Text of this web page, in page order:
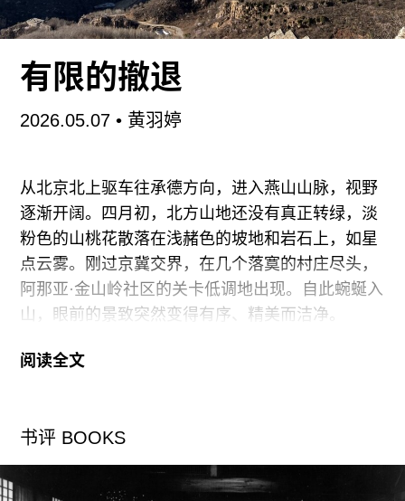
共和国谋生。我们也跟随他来到德国。
有限的撤退
2026.05.07• 黄羽婷
从北京北上驱车往承德方向，进入燕山山脉，视野
逐渐开阔。四月初，北方山地还没有真正转绿，淡
粉色的山桃花散落在浅赭色的坡地和岩石上，如星
点云雾。刚过京冀交界，在几个落寞的村庄尽头，
阿那亚·金山岭社区的关卡低调地出现。自此蜿蜒入
山，眼前的景致突然变得有序、精美而洁净。
还不到消夏的季节，社区很多店铺依然在冬休，中
像我这样久居城市且首次造访的人来说，这种视觉
经验带有一种直接的吸引力。
阅读全文
书评 BOOKS